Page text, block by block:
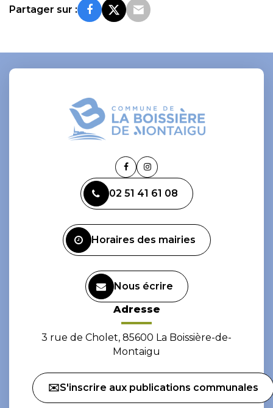
Partager sur :
Lien
le
compte
Lien
le
compte
02 51 41 61 08
Horaires des mairies
Nous écrire
Adresse
3 rue de Cholet, 85600 La Boissière-de-
Montaigu
✉️S'inscrire aux publications communales